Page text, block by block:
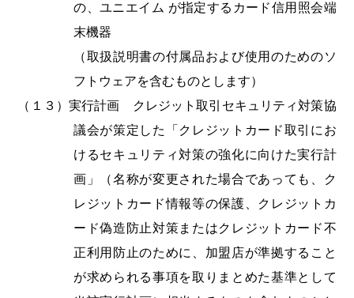
の、ユニエイム が指定するカード信用照会端
末機器
（取扱説明書の付属品および使用のためのソ
フトウェアを含むものとします）
（１３）実行計画 クレジット取引セキュリティ対策協
議会が策定した「クレジットカード取引にお
けるセキュリティ対策の強化に向けた実行計
画」（名称が変更された場合であっても、ク
レジットカード情報等の保護、クレジットカ
ード偽造防止対策またはクレジットカード不
正利用防止のために、加盟店が準拠すること
が求められる事項を取りまとめた基準として